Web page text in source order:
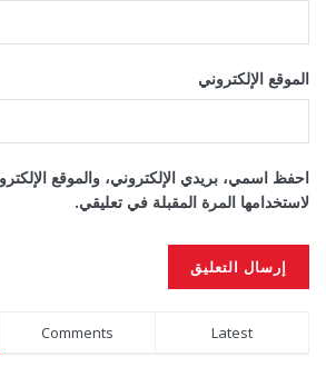
الموقع الإلكتروني
احفظ اسمي، بريدي الإلكتروني، والموقع
لاستخدامها المرة المقبلة في تعليقي.
Alternative:
Comments Latest